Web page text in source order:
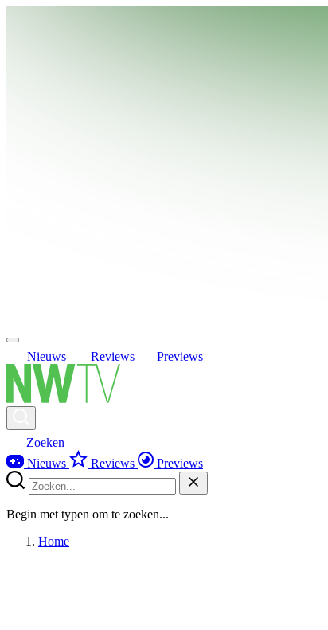
Nieuws Reviews Previews
Zoeken
Nieuws
Reviews Previews
Begin met typen om te zoeken...
Home